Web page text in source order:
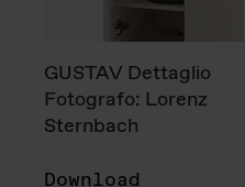
GUSTAV Dettaglio
Fotografo: Lorenz
Sternbach
Download